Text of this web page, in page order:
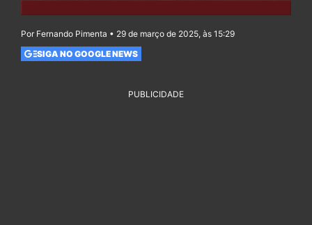
Por Fernando Pimenta • 29 de março de 2025, às 15:29
SIGA NO GOOGLE NEWS
PUBLICIDADE